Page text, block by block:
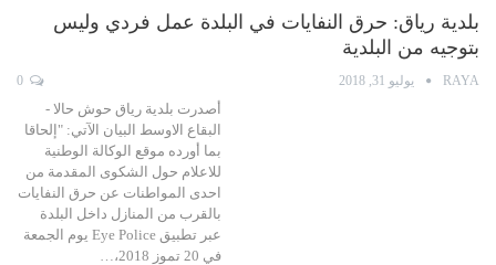
بلدية رياق: حرق النفايات في البلدة عمل فردي وليس
بتوجيه من البلدية
RAYA يوليو 31, 2018
أصدرت بلدية رياق حوش حالا -
البقاع الاوسط البيان الآتي: "إلحاقا
بما أورده موقع الوكالة الوطنية
للاعلام حول الشكوى المقدمة من
احدى المواطنات عن حرق النفايات
بالقرب من المنازل داخل البلدة
عبر تطبيق Eye Police يوم الجمعة
في 20 تموز 2018،…